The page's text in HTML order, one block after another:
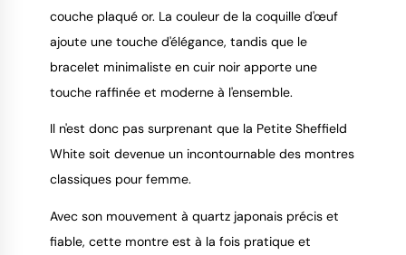
couche plaqué or. La couleur de la coquille d'œuf
ajoute une touche d'élégance, tandis que le
bracelet minimaliste en cuir noir apporte une
touche raffinée et moderne à l'ensemble.
Il n'est donc pas surprenant que la Petite Sheffield
White soit devenue un incontournable des montres
classiques pour femme.
Avec son mouvement à quartz japonais précis et
fiable, cette montre est à la fois pratique et